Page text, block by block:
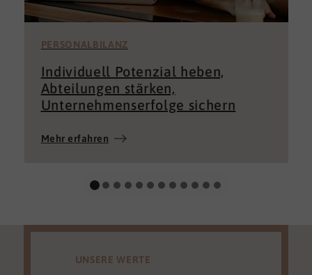
PERSONALBILANZ
Individuell Potenzial heben,
Abteilungen stärken,
Unternehmenserfolge sichern
Mehr erfahren
UNSERE WERTE